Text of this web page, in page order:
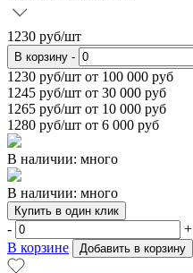
1230 руб/шт
В корзину -
1230 руб/шт от 100 000 руб
1245 руб/шт от 30 000 руб
1265 руб/шт от 10 000 руб
1280 руб/шт от 6 000 руб
В наличии: много
В наличии: много
Купить в один клик
-
+
В корзине
Добавить в корзину